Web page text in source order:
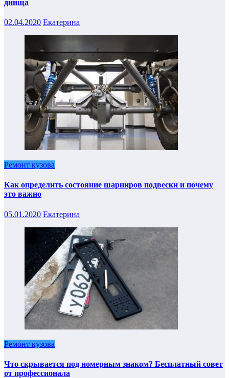
днища
02.04.2020 Екатерина
Ремонт кузова
Как определить состояние шарниров подвески и почему
это важно
05.01.2020 Екатерина
Ремонт кузова
Что скрывается под номерным знаком? Бесплатный совет
от профессионала